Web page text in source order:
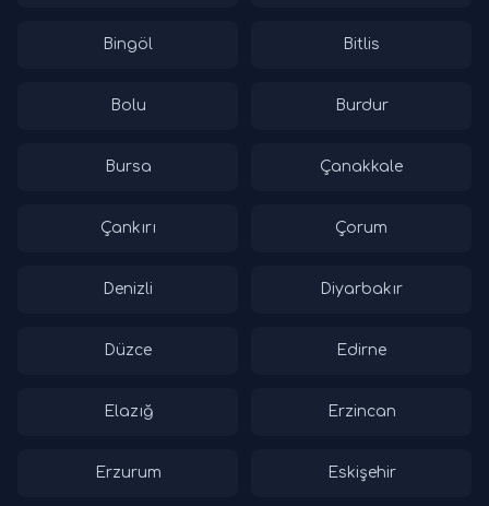
Bingöl Bitlis
Bolu Burdur
Bursa Çanakkale
Çankırı Çorum
Denizli Diyarbakır
Düzce Edirne
Elazığ Erzincan
Erzurum Eskişehir